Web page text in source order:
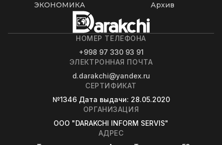
ЭКОНОМИКА
Архив
НОМЕР ТЕЛЕФОНА
+998 97 330 93 91
ЭЛЕКТРОННАЯ ПОЧТА
d.darakchi@yandex.ru
СЕРТИФИКАТ
№1346 Дата выдачи: 28.05.2020
ОРГАНИЗАЦИЯ
OOO "DARAKCHI INFORM SERVIS"
АДРЕС